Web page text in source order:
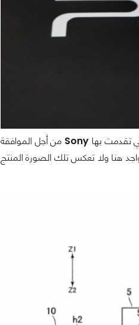
تقدمت بها Sony من أجل الموافقة
هنا ولا تعكس تلك الصورة المنتج